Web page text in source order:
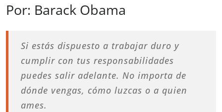
Por: Barack Obama
Si estás dispuesto a trabajar duro y
cumplir con tus responsabilidades
puedes salir adelante. No importa de
dónde vengas, cómo luzcas o a quien
ames.